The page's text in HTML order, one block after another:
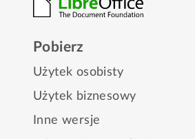
Pobierz
Użytek osobisty
Użytek biznesowy
Inne wersje